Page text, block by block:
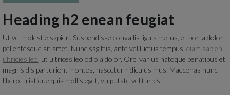
Heading h2 enean feugiat
Ut vel molestie sapien. Suspendisse convallis ligula metus, et porta dolor
pellentesque sit amet. Nunc sagittis, ante vel luctus tempus,diam sapien
ultricies leo , ut ultrices leo odio a dolor. Orci varius natoque penatibus et
magnis dis parturient montes, nascetur ridiculus mus. Maecenas nunc
libero, tristique quis mollis eget, vulputate vel turpis.